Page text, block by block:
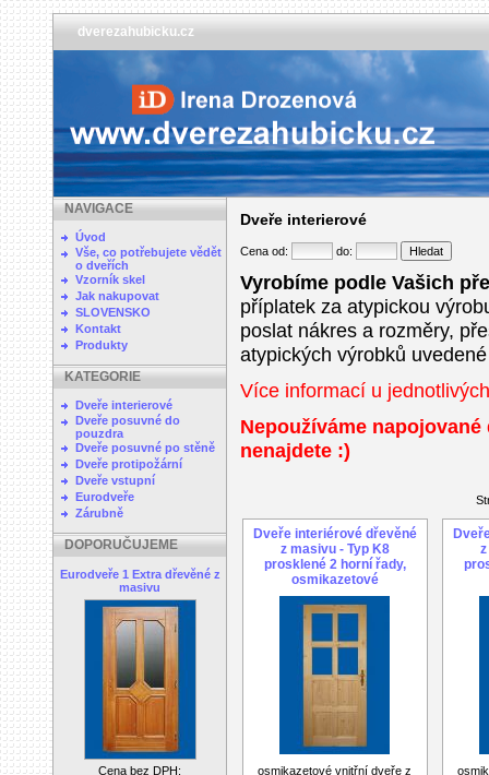
dverezahubicku.cz
NAVIGACE
Úvod
Vše, co potřebujete vědět
o dveřích
Vzorník skel
Jak nakupovat
SLOVENSKO
Kontakt
Produkty
KATEGORIE
Dveře interierové
Dveře posuvné do
pouzdra
Dveře posuvné po stěně
Dveře protipožární
Dveře vstupní
Eurodveře
Zárubně
DOPORUČUJEME
Eurodveře 1 Extra dřevěné z
masivu
Cena bez DPH:
Dveře interierové
Cena od: do:
Vyrobíme podle Vašich
příplatek za atypickou
poslat nákres a rozměry,
atypických výrobků
Více informací u
Nepoužíváme
nenajdete :)
Dveře interiérové dřevěné
z masivu - Typ K8
prosklené 2 horní řady,
osmikazetové
osmikazetové vnitřní dveře z